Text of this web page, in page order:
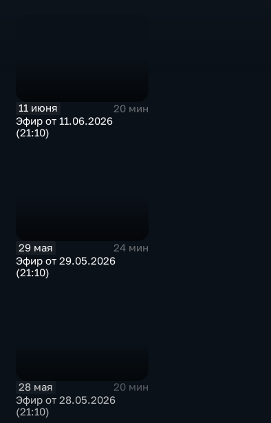
11 июня
20 мин
Эфир от 11.06.2026
(21:10)
29 мая
24 мин
Эфир от 29.05.2026
(21:10)
28 мая
20 мин
Эфир от 28.05.2026
(21:10)